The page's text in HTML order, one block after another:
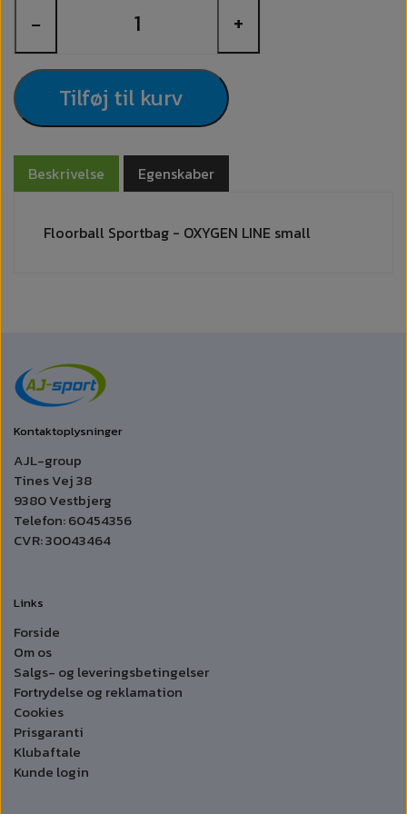
− +
Tilføj til kurv
Beskrivelse Egenskaber
Floorball Sportbag - OXYGEN LINE small
Kontaktoplysninger
AJL-group
Tines Vej 38
9380 Vestbjerg
Telefon: 60454356
CVR: 30043464
Links
Forside
Om os
Salgs- og leveringsbetingelser
Fortrydelse og reklamation
Cookies
Prisgaranti
Klubaftale
Kunde login